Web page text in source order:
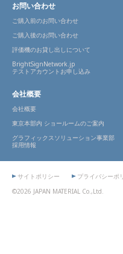
お問い合わせ
ご購入前のお問い合わせ
ご購入後のお問い合わせ
評価機のお貸し出しについて
BrightSignNetwork.jp
テストアカウントお申し込み
会社概要
会社概要
東京本部内 ショールームのご案内
グラフィックスソリューション事業部
採用情報
©2026 JAPAN MATERIAL Co.,Ltd.
サイトポリシー プライバシーポ